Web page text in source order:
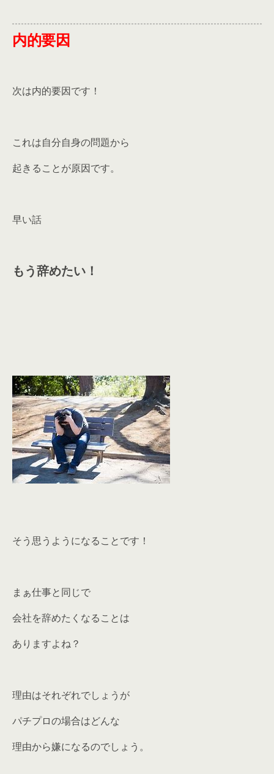
内的要因
次は内的要因です！
これは自分自身の問題から
起きることが原因です。
早い話
もう辞めたい！
そう思うようになることです！
まぁ仕事と同じで
会社を辞めたくなることは
ありますよね？
理由はそれぞれでしょうが
パチプロの場合はどんな
理由から嫌になるのでしょう。